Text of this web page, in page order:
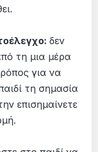
δεν
τη μια μέρα
για να
τη σημασία
επισημαίνετε